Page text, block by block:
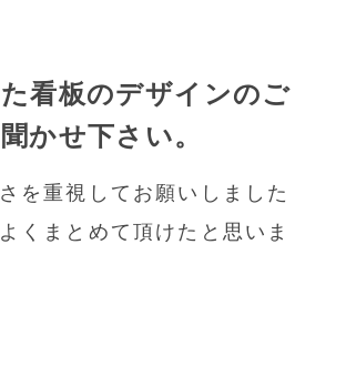
看板のデザインのご
かせ下さい。
を重視してお願いしました
くまとめて頂けたと思いま